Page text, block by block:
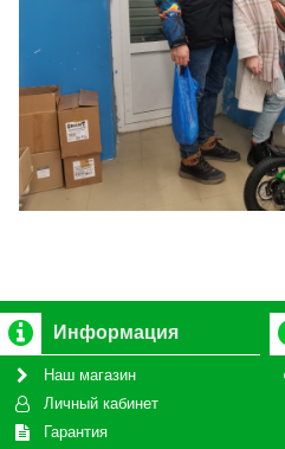
Информация
Наш магазин
Личный кабинет
Гарантия